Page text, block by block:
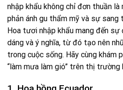
nhập khẩu không chỉ đơn thuần
phản ánh gu thẩm mỹ và sự
Hoa tươi nhập khẩu mang đến sự
dáng và ý nghĩa, từ đó tạo nên
trong cuộc sống. Hãy cùng khám
“làm mưa làm gió” trên thị trường